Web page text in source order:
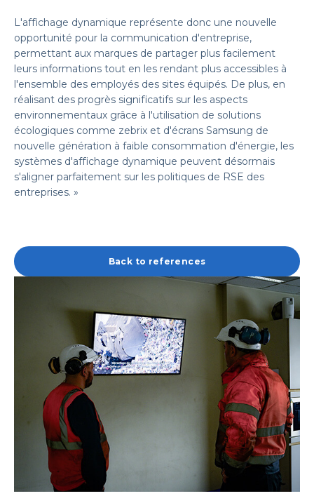
L'affichage dynamique représente donc une nouvelle
opportunité pour la communication d'entreprise,
permettant aux marques de partager plus facilement
leurs informations tout en les rendant plus accessibles à
l'ensemble des employés des sites équipés. De plus, en
réalisant des progrès significatifs sur les aspects
environnementaux grâce à l'utilisation de solutions
écologiques comme zebrix et d'écrans Samsung de
nouvelle génération à faible consommation d'énergie, les
systèmes d'affichage dynamique peuvent désormais
s'aligner parfaitement sur les politiques de RSE des
entreprises. »
Back to references